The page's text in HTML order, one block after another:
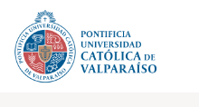
Click acá para ir directamente al